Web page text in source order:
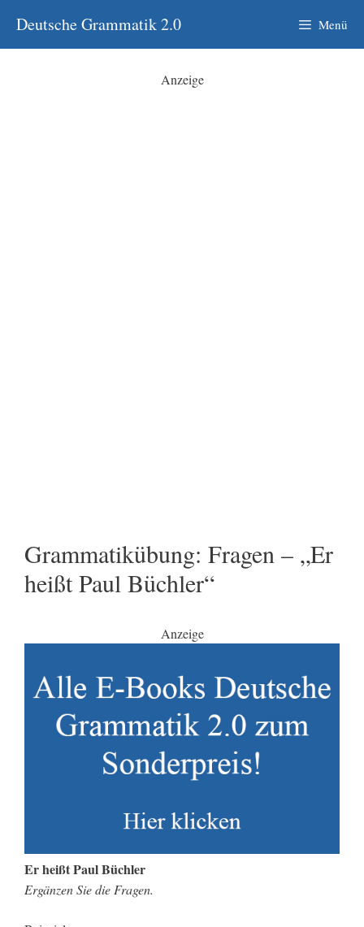
Inhalt
springen
Deutsche Grammatik 2.0 Menü
Anzeige
Grammatikübung: Fragen – „Er
heißt Paul Büchler“
Anzeige
Er heißt Paul Büchler
Ergänzen Sie die Fragen.